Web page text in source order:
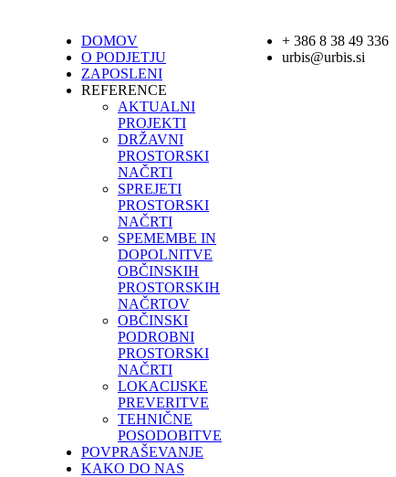
+ 386 8 38 49 336
urbis@urbis.si
DOMOV
O PODJETJU
ZAPOSLENI
REFERENCE
AKTUALNI
PROJEKTI
DRŽAVNI
PROSTORSKI
NAČRTI
SPREJETI
PROSTORSKI
NAČRTI
SPEMEMBE IN
DOPOLNITVE
OBČINSKIH
PROSTORSKIH
NAČRTOV
OBČINSKI
PODROBNI
PROSTORSKI
NAČRTI
LOKACIJSKE
PREVERITVE
TEHNIČNE
POSODOBITVE
POVPRAŠEVANJE
KAKO DO NAS